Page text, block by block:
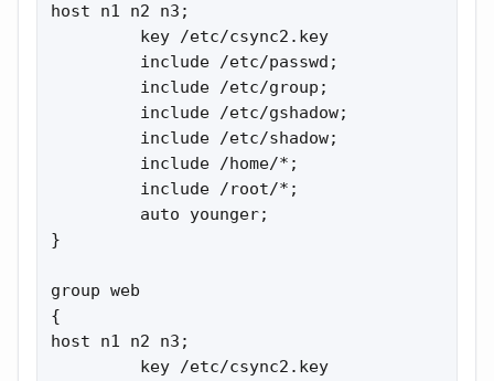
host n1 n2 n3;
         key /etc/csync2.key
         include /etc/passwd;
         include /etc/group;
         include /etc/gshadow;
         include /etc/shadow;
         include /home/*;
         include /root/*;
         auto younger;
}
group web
{
host n1 n2 n3;
         key /etc/csync2.key